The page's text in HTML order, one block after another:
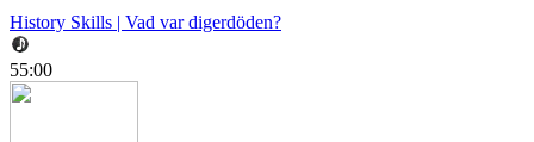
History Skills | Vad var digerdöden?
55:00